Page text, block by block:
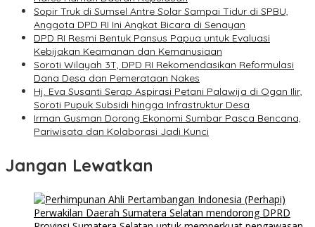
Sopir Truk di Sumsel Antre Solar Sampai Tidur di SPBU,
Anggota DPD RI Ini Angkat Bicara di Senayan
DPD RI Resmi Bentuk Pansus Papua untuk Evaluasi
Kebijakan Keamanan dan Kemanusiaan
Soroti Wilayah 3T, DPD RI Rekomendasikan Reformulasi
Dana Desa dan Pemerataan Nakes
Hj. Eva Susanti Serap Aspirasi Petani Palawija di Ogan Ilir,
Soroti Pupuk Subsidi hingga Infrastruktur Desa
Irman Gusman Dorong Ekonomi Sumbar Pasca Bencana,
Pariwisata dan Kolaborasi Jadi Kunci
Jangan Lewatkan